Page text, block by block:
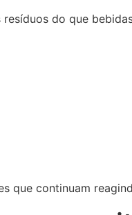
do que
que continuam